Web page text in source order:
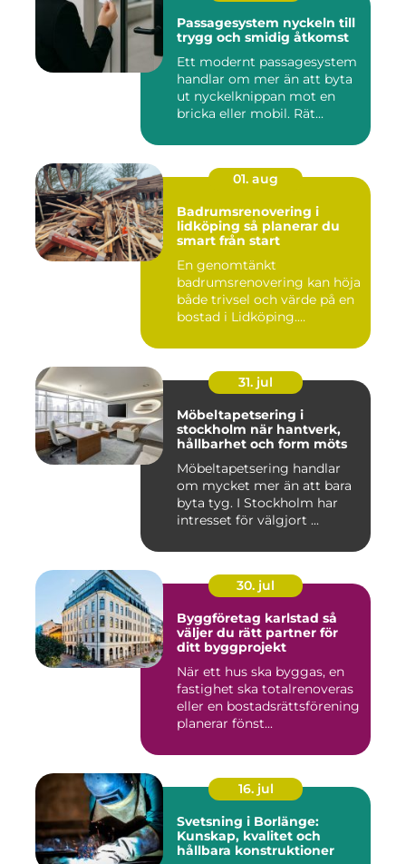
Passagesystem nyckeln till
trygg och smidig åtkomst
Ett modernt passagesystem
handlar om mer än att byta
ut nyckelknippan mot en
bricka eller mobil. Rät...
01. aug
Badrumsrenovering i
lidköping så planerar du
smart från start
En genomtänkt
badrumsrenovering kan höja
både trivsel och värde på en
bostad i Lidköping.
31. jul
Möbeltapetsering i
stockholm när hantverk,
hållbarhet och form möts
Möbeltapetsering handlar
om mycket mer än att bara
byta tyg. I Stockholm har
intresset för välgjort ...
30. jul
Byggföretag karlstad så
väljer du rätt partner för
ditt byggprojekt
När ett hus ska byggas, en
fastighet ska totalrenoveras
eller en bostadsrättsförening
planerar fönst...
16. jul
Svetsning i Borlänge:
Kunskap, kvalitet och
hållbara konstruktioner